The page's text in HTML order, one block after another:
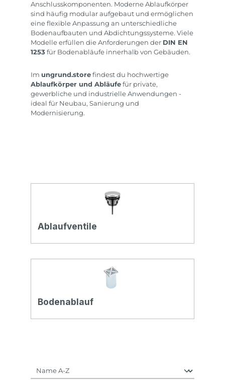
Anschlusskomponenten. Moderne Ablaufkörper
sind häufig modular aufgebaut und ermöglichen
eine flexible Anpassung an unterschiedliche
Bodenaufbauten und Abdichtungssysteme. Viele
Modelle erfüllen die Anforderungen der DIN EN
1253 für Bodenabläufe innerhalb von Gebäuden.
Im ungrund.store findest du hochwertige
Ablaufkörper und Abläufe für private,
gewerbliche und industrielle Anwendungen -
ideal für Neubau, Sanierung und
Modernisierung.
Ablaufventile
Bodenablauf